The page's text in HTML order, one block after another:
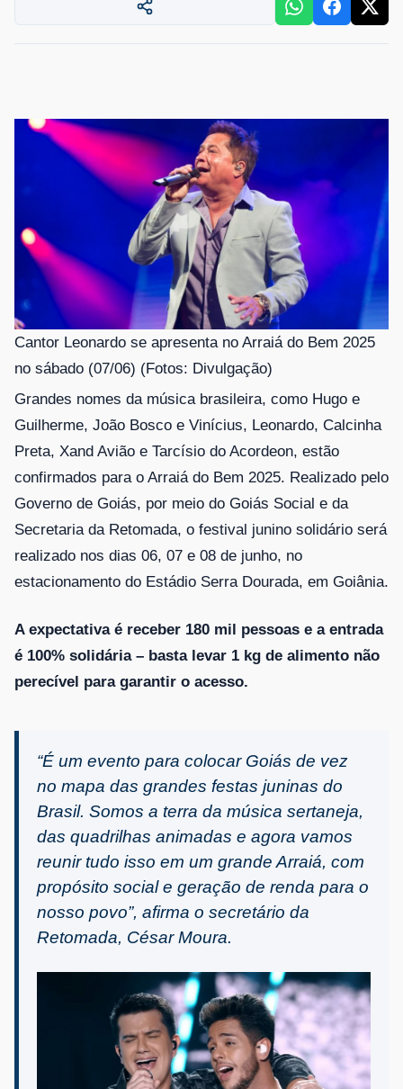
Cantor Leonardo se apresenta no Arraiá do Bem 2025
no sábado (07/06) (Fotos: Divulgação)
Grandes nomes da música brasileira, como Hugo e
Guilherme, João Bosco e Vinícius, Leonardo, Calcinha
Preta, Xand Avião e Tarcísio do Acordeon, estão
confirmados para o Arraiá do Bem 2025. Realizado pelo
Governo de Goiás, por meio do Goiás Social e da
Secretaria da Retomada, o festival junino solidário será
realizado nos dias 06, 07 e 08 de junho, no
estacionamento do Estádio Serra Dourada, em Goiânia.
A expectativa é receber 180 mil pessoas e a entrada
é 100% solidária – basta levar 1 kg de alimento não
perecível para garantir o acesso.
“É um evento para colocar Goiás de vez
no mapa das grandes festas juninas do
Brasil. Somos a terra da música sertaneja,
das quadrilhas animadas e agora vamos
reunir tudo isso em um grande Arraiá, com
propósito social e geração de renda para o
nosso povo”, afirma o secretário da
Retomada, César Moura.